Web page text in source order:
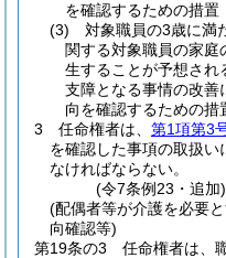
を確認するための措置
(3)
対象職員の3歳に満
関する対象職員の家庭
生することが予想され
支障となる事情の改善
向を確認するための措
3
任命権者は、 第1項第3
を確認した事項の取扱い
なければならない。
(令7条例23・追加)
(配偶者等が介護を必要
向確認等)
第19条の3
任命権者は、